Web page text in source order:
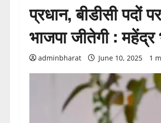
प्रधान, बीडीसी पदों
भाजपा जीतेगी :
adminbharat June 10, 2025 1